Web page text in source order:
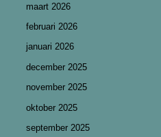
maart 2026
februari 2026
januari 2026
december 2025
november 2025
oktober 2025
september 2025